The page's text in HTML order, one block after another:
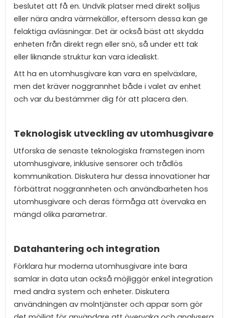
beslutet att få en. Undvik platser med direkt solljus
eller nära andra värmekällor, eftersom dessa kan ge
felaktiga avläsningar. Det är också bäst att skydda
enheten från direkt regn eller snö, så under ett tak
eller liknande struktur kan vara idealiskt.
Att ha en utomhusgivare kan vara en spelväxlare,
men det kräver noggrannhet både i valet av enhet
och var du bestämmer dig för att placera den.
Teknologisk utveckling av utomhusgivare
Utforska de senaste teknologiska framstegen inom
utomhusgivare, inklusive sensorer och trådlös
kommunikation. Diskutera hur dessa innovationer har
förbättrat noggrannheten och användbarheten hos
utomhusgivare och deras förmåga att övervaka en
mängd olika parametrar.
Datahantering och integration
Förklara hur moderna utomhusgivare inte bara
samlar in data utan också möjliggör enkel integration
med andra system och enheter. Diskutera
användningen av molntjänster och appar som gör